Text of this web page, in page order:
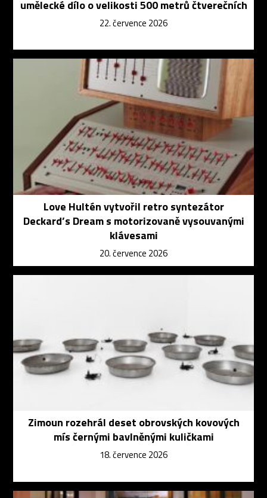
umělecké dílo o velikosti 500 metrů čtverečních
22. července 2026
Love Hultén vytvořil retro syntezátor
Deckard’s Dream s motorizovaně vysouvanými
klávesami
20. července 2026
Zimoun rozehrál deset obrovských kovových
mís černými bavlněnými kuličkami
18. července 2026